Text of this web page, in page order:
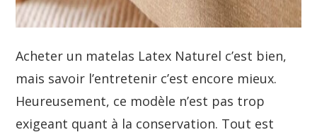
Acheter un matelas Latex Naturel c’est bien,
mais savoir l’entretenir c’est encore mieux.
Heureusement, ce modèle n’est pas trop
exigeant quant à la conservation. Tout est